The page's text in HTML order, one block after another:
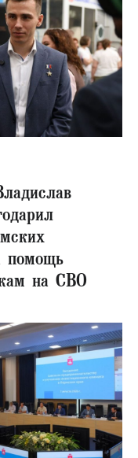
помощь
на СВО